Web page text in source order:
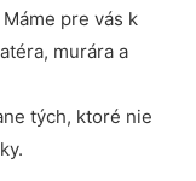
pre vás k
murára a
tých, ktoré nie